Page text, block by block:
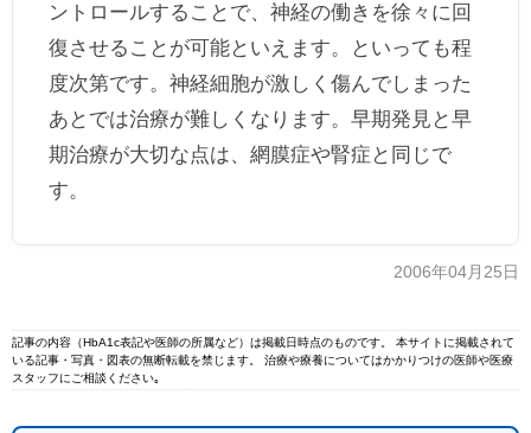
ントロールすることで、神経の働きを徐々に回
復させることが可能といえます。といっても程
度次第です。神経細胞が激しく傷んでしまった
あとでは治療が難しくなります。早期発見と早
期治療が大切な点は、網膜症や腎症と同じで
す。
2006年04月25日
記事の内容（HbA1c表記や医師の所属など）は掲載日時点のものです。 本サイトに掲載されて
いる記事・写真・図表の無断転載を禁じます。 治療や療養についてはかかりつけの医師や医療
スタッフにご相談ください｡